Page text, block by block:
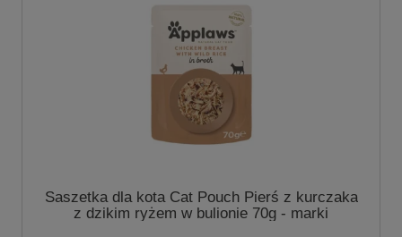
Saszetka dla kota Cat Pouch Pierś z kurczaka
z dzikim ryżem w bulionie 70g - marki